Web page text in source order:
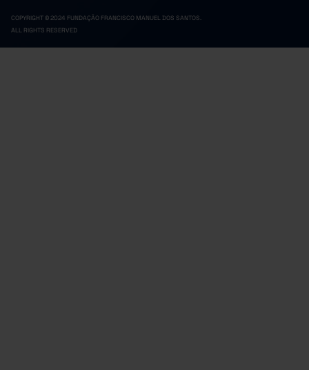
COPYRIGHT © 2024 FUNDAÇÃO FRANCISCO MANUEL DOS SANTOS.
ALL RIGHTS RESERVED